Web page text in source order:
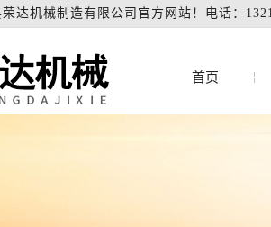
达机械制造有限公司官方网站！电话：
首页